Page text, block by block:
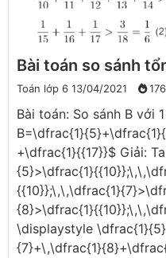
Bài toán so sánh
Toán lớp 6 13/04/2021
Bài toán: So sánh B với
+\dfrac{1}{{17}}$ Giải:
\displaystyle